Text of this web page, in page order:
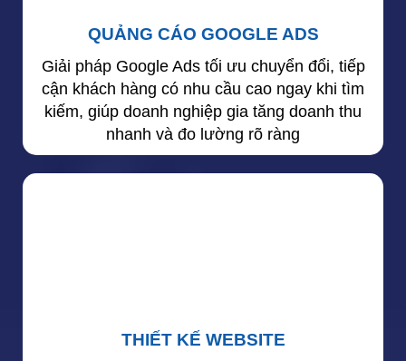
QUẢNG CÁO GOOGLE ADS
Giải pháp Google Ads tối ưu chuyển đổi, tiếp
cận khách hàng có nhu cầu cao ngay khi tìm
kiếm, giúp doanh nghiệp gia tăng doanh thu
nhanh và đo lường rõ ràng
THIẾT KẾ WEBSITE